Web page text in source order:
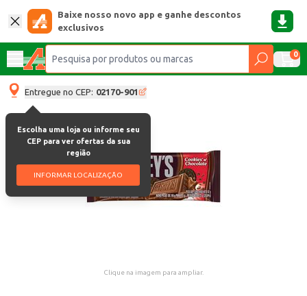
Baixe nosso novo app e ganhe descontos
exclusivos
0
Entregue no CEP: 02170-901
Escolha uma loja ou informe seu
CEP para ver ofertas da sua
região
INFORMAR LOCALIZAÇÃO
Clique na imagem para ampliar.